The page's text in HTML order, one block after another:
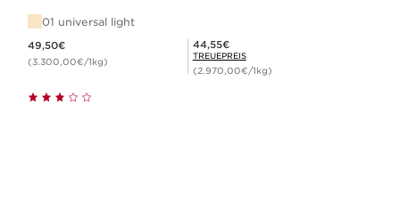
01 universal light
49,50€
(3.300,00€/1kg)
Mitgliederpreis 44,55€
44,55€
TREUEPREIS
(2.970,00€/1kg)